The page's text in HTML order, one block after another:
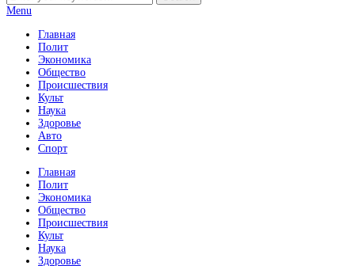
Menu
Главная
Полит
Экономика
Общество
Происшествия
Культ
Наука
Здоровье
Авто
Спорт
Главная
Полит
Экономика
Общество
Происшествия
Культ
Наука
Здоровье